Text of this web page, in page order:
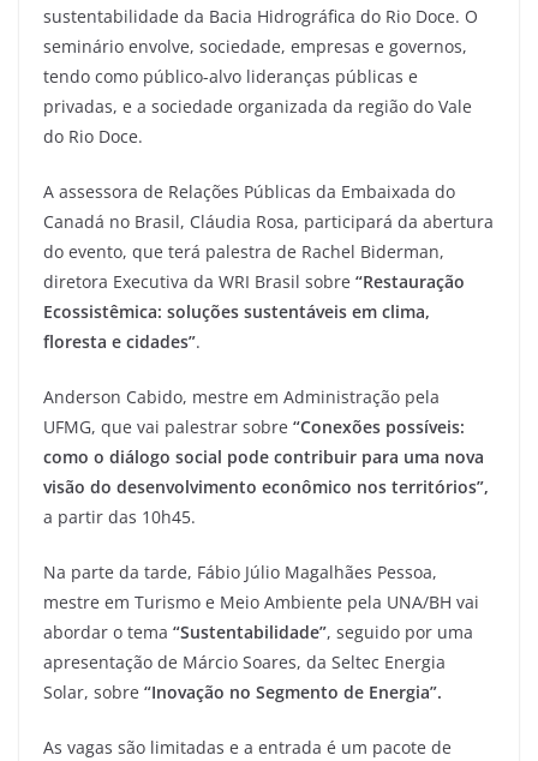
sustentabilidade da Bacia Hidrográfica do Rio Doce. O
seminário envolve, sociedade, empresas e governos,
tendo como público-alvo lideranças públicas e
privadas, e a sociedade organizada da região do Vale
do Rio Doce.
A assessora de Relações Públicas da Embaixada do
Canadá no Brasil, Cláudia Rosa, participará da abertura
do evento, que terá palestra de Rachel Biderman,
diretora Executiva da WRI Brasil sobre “Restauração
Ecossistêmica: soluções sustentáveis em clima,
floresta e cidades”.
Anderson Cabido, mestre em Administração pela
UFMG, que vai palestrar sobre “Conexões possíveis:
como o diálogo social pode contribuir para uma nova
visão do desenvolvimento econômico nos territórios”,
a partir das 10h45.
Na parte da tarde, Fábio Júlio Magalhães Pessoa,
mestre em Turismo e Meio Ambiente pela UNA/BH vai
abordar o tema “Sustentabilidade”, seguido por uma
apresentação de Márcio Soares, da Seltec Energia
Solar, sobre “Inovação no Segmento de Energia”.
As vagas são limitadas e a entrada é um pacote de